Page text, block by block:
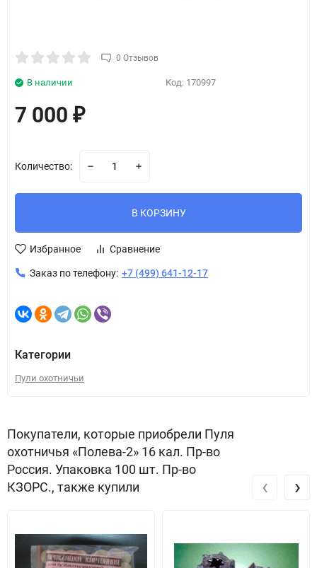
0 Отзывов
Код: 170997
В наличии
7 000 ₽
Количество:
В КОРЗИНУ
Избранное Сравнение
Заказ по телефону: +7 (499) 641-12-17
Категории
Пули охотничьи
Покупатели, которые приобрели Пуля
охотничья «Полева-2» 16 кал. Пр-во
Россия. Упаковка 100 шт. Пр-во
КЗОРС., также купили
‹ ›